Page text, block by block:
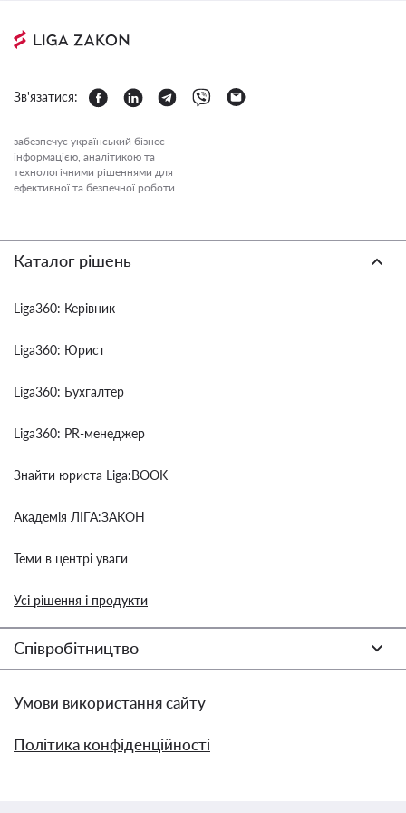
Зв'язатися:
забезпечує український бізнес
інформацією, аналітикою та
технологічними рішеннями для
ефективної та безпечної роботи.
Каталог рішень
Liga360: Керівник
Liga360: Юрист
Liga360: Бухгалтер
Liga360: PR-менеджер
Знайти юриста Liga:BOOK
Академія ЛІГА:ЗАКОН
Теми в центрі уваги
Усі рішення і продукти
Співробітництво
Умови використання сайту
Політика конфіденційності